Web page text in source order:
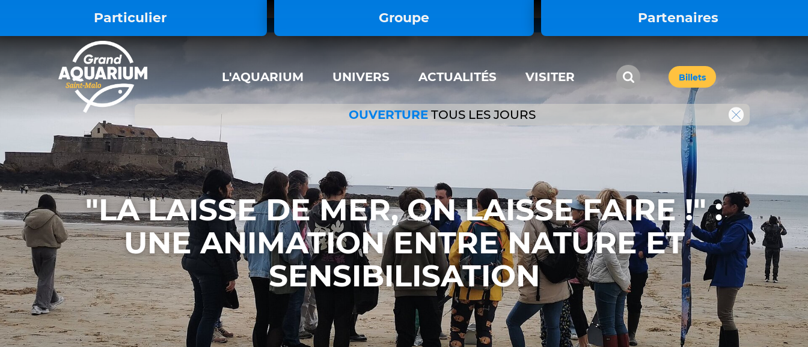
<style> .iframe-video { display: block !important; } </style>
Particulier Groupe Partenaires
L'AQUARIUM UNIVERS ACTUALITÉS VISITER Billets
OUVERTURETOUS LES JOURS
"LA LAISSE DE MER, ON LAISSE FAIRE !" :
UNE ANIMATION ENTRE NATURE ET
SENSIBILISATION